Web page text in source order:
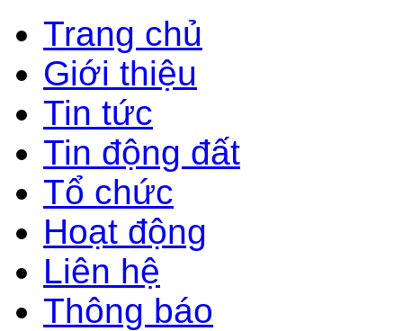
Trang chủ
Giới thiệu
Tin tức
Tin động đất
Tổ chức
Hoạt động
Liên hệ
Thông báo